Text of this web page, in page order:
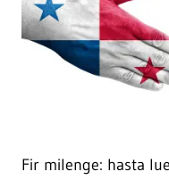
Fir milenge: hasta